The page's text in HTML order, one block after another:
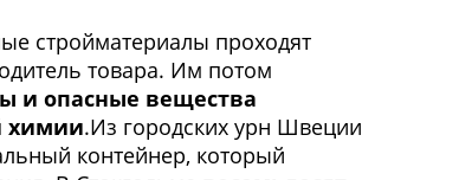
стройматериалы проходят
товара. Им потом
и опасные вещества
химии.Из городских урн Швеции
контейнер, который